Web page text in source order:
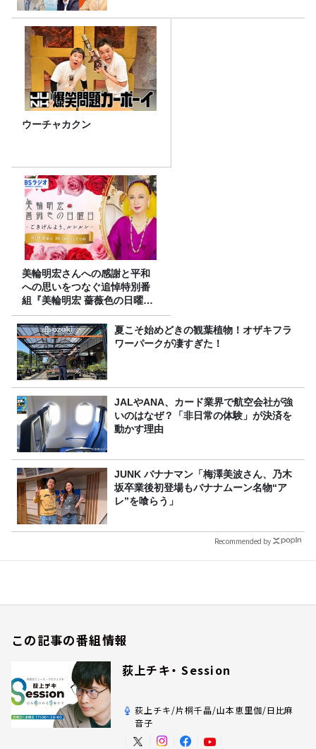
ウーチャカクン
美輪明宏さんへの感謝と平和
への思いをつなぐ追悼特別番
組『美輪明宏 薔薇色の日曜日
～ごきげんよう、ルンルン
～』8/9（日）16時放送夏こそ始めどきの観葉植物！オザキフラ
ワーパークが凄すぎた！
JALやANA、カード業界で航空会社が強
いのはなぜ？「非日常の体験」が決済を
動かす理由
JUNK バナナマン「梅澤美波さん、乃木
坂卒業後初登場もバナナムーン名物“ア
レ”を喰らう」
Recommended by
この記事の番組情報
荻上チキ・ Session
荻上チキ/片桐千晶/山本恵里伽/日比麻
音子